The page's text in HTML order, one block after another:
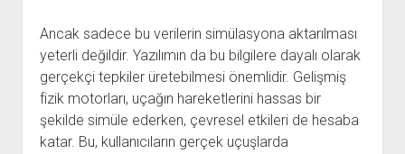
Ancak sadece bu verilerin simülasyona aktarılması
yeterli değildir. Yazılımın da bu bilgilere dayalı olarak
gerçekçi tepkiler üretebilmesi önemlidir. Gelişmiş
fizik motorları, uçağın hareketlerini hassas bir
şekilde simüle ederken, çevresel etkileri de hesaba
katar. Bu, kullanıcıların gerçek uçuşlarda